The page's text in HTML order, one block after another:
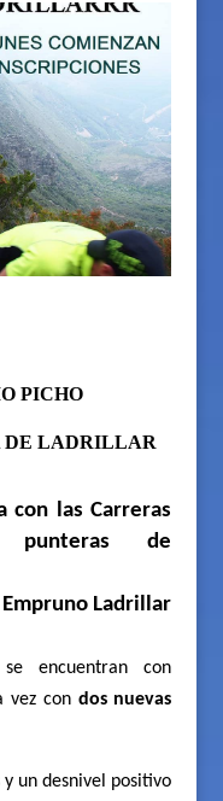
PICHO
DE LADRILLAR
con las Carreras
de
Ladrillar
encuentran con
vez con dos nuevas
un desnivel positivo